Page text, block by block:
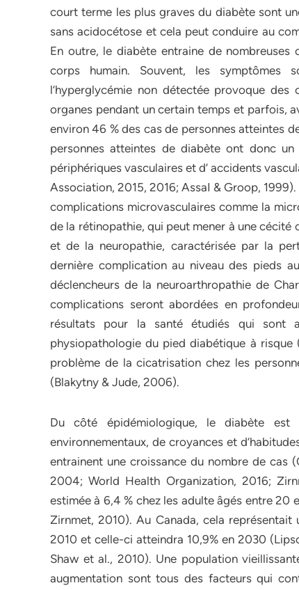
court terme les plus graves du diabète sont
sans acidocétose et cela peut conduire au
En outre, le diabète entraine de
corps humain. Souvent, les symptômes
l’hyperglycémie non détectée provoque
organes pendant un certain temps et parfois,
environ 46 % des cas de personnes atteintes
personnes atteintes de diabète ont donc
périphériques vasculaires et d’ accidents
Association, 2015, 2016; AssaI & Groop,
complications microvasculaires comme la
de la rétinopathie, qui peut mener à une
et de la neuropathie, caractérisée par la
dernière complication au niveau des pieds
déclencheurs de la neuroarthropathie de
complications seront abordées en
résultats pour la santé étudiés qui
physiopathologie du pied diabétique à risque
problème de la cicatrisation chez les
(Blakytny & Jude, 2006).
Du côté épidémiologique, le diabète est
environnementaux, de croyances et
entrainent une croissance du nombre de cas
2004; World Health Organization, 2016;
estimée à 6,4 % chez les adulte âgés entre 20
Zirnmet, 2010). Au Canada, cela
2010 et celle-ci atteindra 10,9% en 2030
Shaw et al., 2010). Une population
augmentation sont tous des facteurs qui